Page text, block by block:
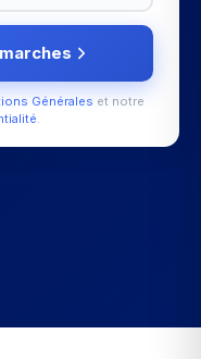
Générales et notre
.